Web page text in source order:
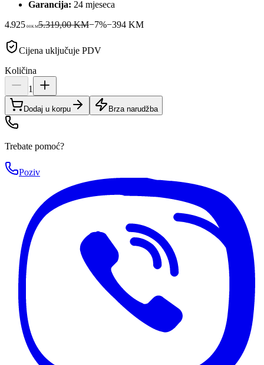
Garancija: 24 mjeseca
4.925 00KM5.319,00 KM−7%−394KM
Cijena uključuje PDV
Količina
1
Dodaj u korpu Brza narudžba
Trebate pomoć?
Poziv